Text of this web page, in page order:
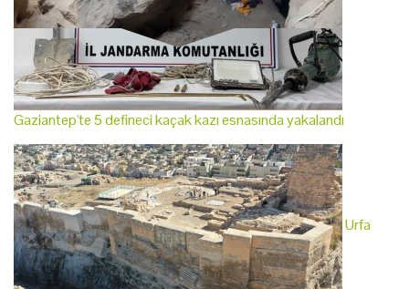
Gaziantep'te 5 defineci kaçak kazı esnasında yakalandı
Urfa